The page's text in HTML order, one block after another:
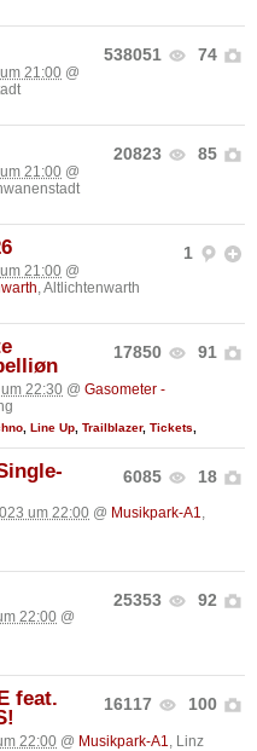
538051 74
21:00 @
20823 85
21:00 @
1
21:00 @
, Altlichtenwarth
17850 91
22:30 @ Gasometer -
Line Up Trailblazer, Tickets
6085 18
um 22:00 @ Musikpark-A1,
25353 92
22:00 @
16117 100
feat.
22:00 @ Musikpark-A1, Linz